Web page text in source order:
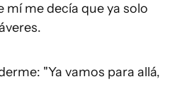
me decía que ya solo
"Ya vamos para allá,